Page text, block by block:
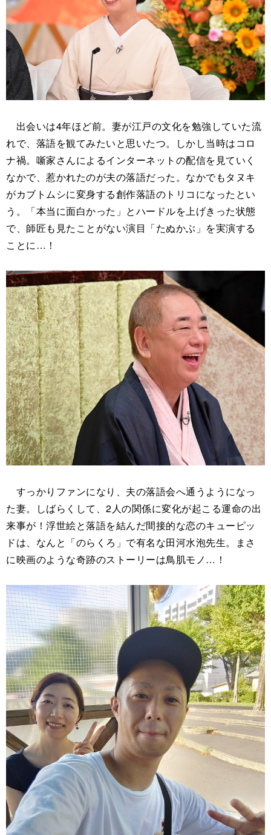
出会いは4年ほど前。妻が江戸の文化を勉強していた流
れで、落語を観てみたいと思いたつ。しかし当時はコロ
ナ禍。噺家さんによるインターネットの配信を見ていく
なかで、惹かれたのが夫の落語だった。なかでもタヌキ
がカブトムシに変身する創作落語のトリコになったとい
う。「本当に面白かった」とハードルを上げきった状態
で、師匠も見たことがない演目「たぬかぶ」を実演する
ことに…！
すっかりファンになり、夫の落語会へ通うようになっ
た妻。しばらくして、2人の関係に変化が起こる運命の出
来事が！浮世絵と落語を結んだ間接的な恋のキューピッ
ドは、なんと「のらくろ」で有名な田河水泡先生。まさ
に映画のような奇跡のストーリーは鳥肌モノ…！